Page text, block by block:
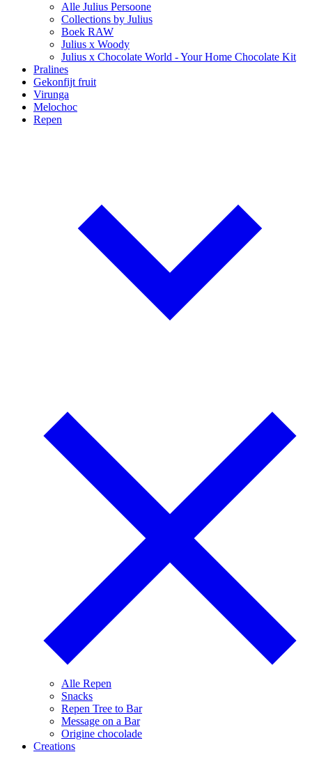
Alle Julius Persoone
Collections by Julius
Boek RAW
Julius x Woody
Julius x Chocolate World - Your Home Chocolate Kit
Pralines
Gekonfijt fruit
Virunga
Melochoc
Repen
Alle Repen
Snacks
Repen Tree to Bar
Message on a Bar
Origine chocolade
Creations